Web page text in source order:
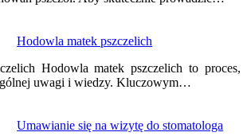
Hodowla matek pszczelich
Hodowla matek pszczelich to proces,
uwagi i wiedzy. Kluczowym…
Umawianie się na wizytę do stomatologa